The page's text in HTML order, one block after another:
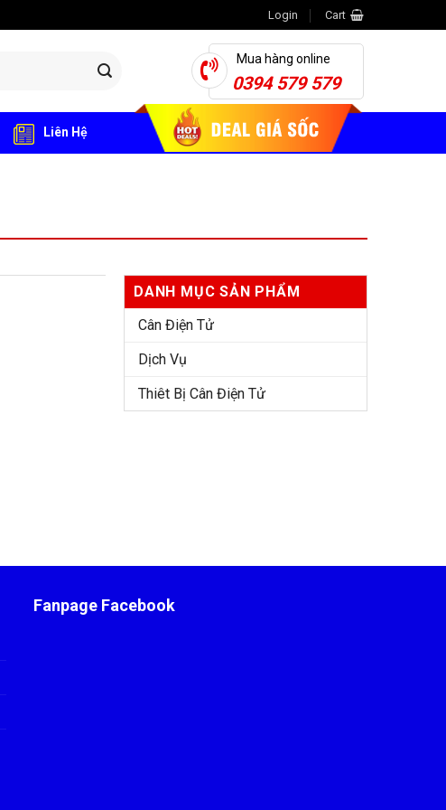
Login Cart
Mua hàng online
0394 579 579
Liên Hệ
DANH MỤC SẢN PHẨM
Cân Điện Tử
Dịch Vụ
Thiêt Bị Cân Điện Tử
Fanpage Facebook